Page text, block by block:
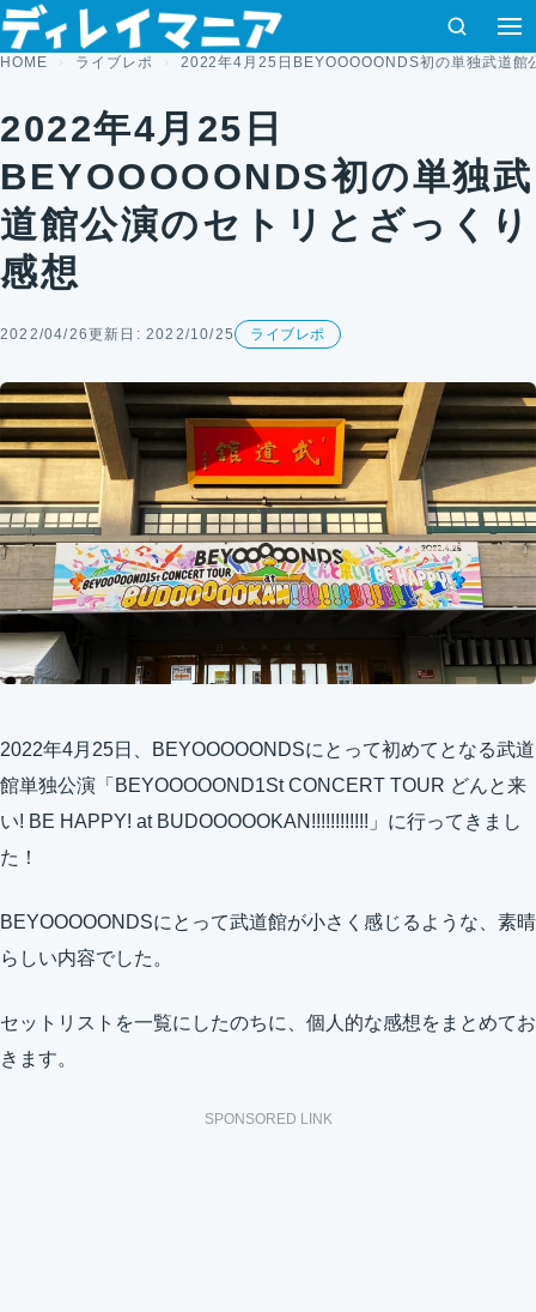
コンテンツへスキップ
検索
HOME ライブレポ 2022年4月25日BEYOOOOONDS初の単独武道館
2022年4月25日
BEYOOOOONDS初の単独武
道館公演のセトリとざっくり
感想
2022/04/26更新日: 2022/10/25 ライブレポ
2022年4月25日、BEYOOOOONDSにとって初めてとなる武道
館単独公演「BEYOOOOOND1St CONCERT TOUR どんと来
い! BE HAPPY! at BUDOOOOOKAN!!!!!!!!!!!!」に行ってきまし
た！
BEYOOOOONDSにとって武道館が小さく感じるような、素晴
らしい内容でした。
セットリストを一覧にしたのちに、個人的な感想をまとめてお
きます。
SPONSORED LINK